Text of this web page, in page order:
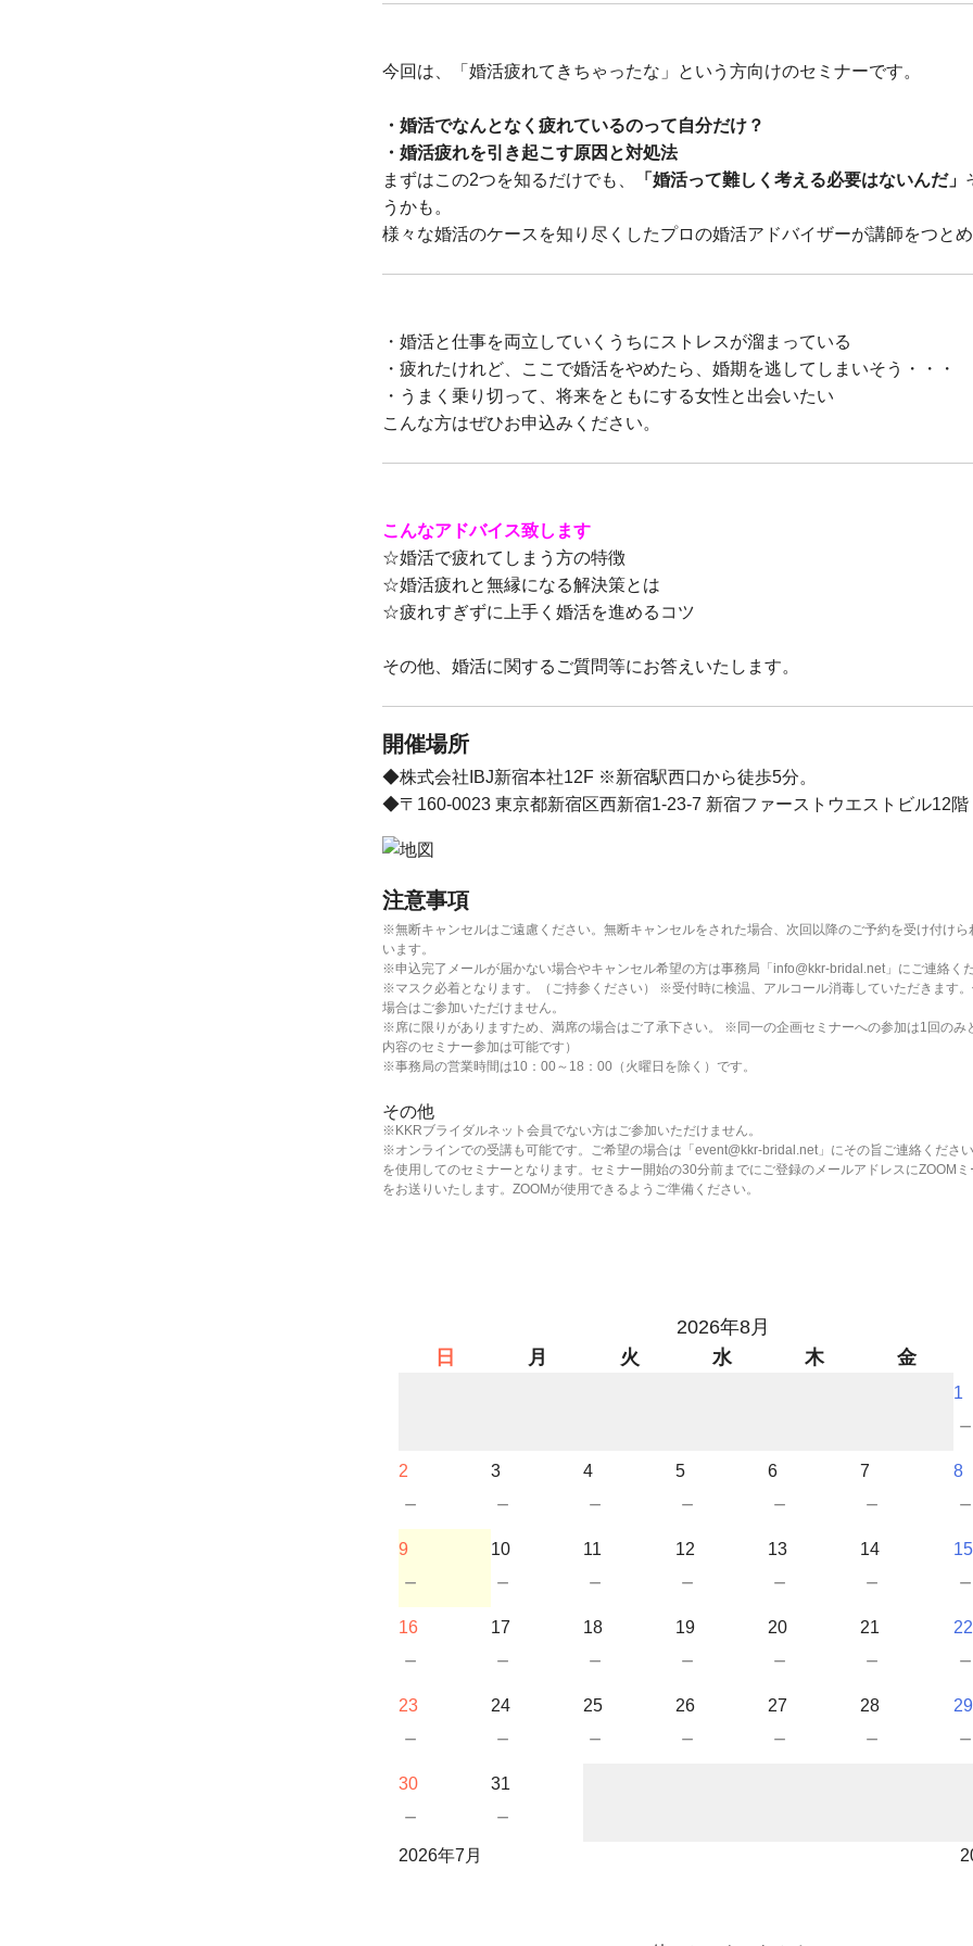
今回は、「婚活疲れてきちゃったな」という方向けのセミナーです。
・婚活でなんとなく疲れているのって自分だけ？
・婚活疲れを引き起こす原因と対処法
まずはこの2つを知るだけでも、
「婚活って難しく考える必要はないんだ」
うかも。
様々な婚活のケースを知り尽くしたプロの婚活アドバイザーが講師をつと
・婚活と仕事を両立していくうちにストレスが溜まっている
・疲れたけれど、ここで婚活をやめたら、婚期を逃してしまいそう・・・
・うまく乗り切って、将来をともにする女性と出会いたい
こんな方はぜひお申込みください。
こんなアドバイス致します
☆婚活で疲れてしまう方の特徴
☆婚活疲れと無縁になる解決策とは
☆疲れすぎずに上手く婚活を進めるコツ
その他、婚活に関するご質問等にお答えいたします。
開催場所
◆株式会社IBJ新宿本社12F ※新宿駅西口から徒歩5分。
◆〒160-0023 東京都新宿区西新宿1-23-7 新宿ファーストウエストビル12階
注意事項
※無断キャンセルはご遠慮ください。無断キャンセルをされた場合、次回以降のご予約を受け付けら
います。
※申込完了メールが届かない場合やキャンセル希望の方は事務局「info@kkr-bridal.net」にご連絡くだ
※マスク必着となります。（ご持参ください） ※受付時に検温、アルコール消毒していただきます
場合はご参加いただけません。
※席に限りがありますため、満席の場合はご了承下さい。 ※同一の企画セミナーへの参加は1回のみ
内容のセミナー参加は可能です）
※事務局の営業時間は10：00～18：00（火曜日を除く）です。
その他
※KKRブライダルネット会員でない方はご参加いただけません。
※オンラインでの受講も可能です。ご希望の場合は「event@kkr-bridal.net」にその旨ご連絡くださ
を使用してのセミナーとなります。セミナー開始の30分前までにご登録のメールアドレスにZOOM
をお送りいたします。ZOOMが使用できるようご準備ください。
2026年8月
日
月 火 水 木 金
1
－
2
－
3
－
4
－
5
－
6
－
7
－
8
－
9
－
10
－
11
－
12
－
13
－
14
－
15
－
16
－
17
－
18
－
19
－
20
－
21
－
22
－
23
－
24
－
25
－
26
－
27
－
28
－
29
－
30
－
31
－
2026年7月